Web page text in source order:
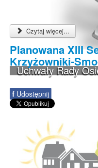
Uchwały Rady
Czytaj więcej...
Planowana XIII
Krzyżowniki-
f Udostępnij